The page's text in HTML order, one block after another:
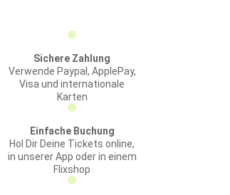
Sichere Zahlung
Verwende Paypal, ApplePay,
Visa und internationale
Karten
Einfache Buchung
Hol Dir Deine Tickets online,
in unserer App oder in einem
Flixshop